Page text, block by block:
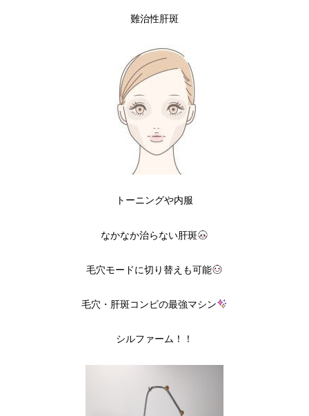
難治性肝斑
トーニングや内服
なかなか治らない肝斑
毛穴モードに切り替えも可能
毛穴・肝斑コンビの最強マシン
シルファーム！！